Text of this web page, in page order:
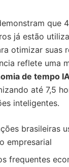
que
já estão
otimizar suas
reflete uma
de tempo
até 7,5
inteligentes.
brasileiras
empresarial
frequentes